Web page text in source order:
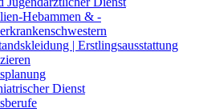
Hebammen & -
| Erstlingsausstattung
Dienst